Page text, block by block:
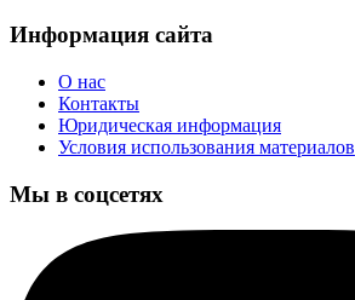
Информация сайта
О нас
Контакты
Юридическая информация
Условия использования материалов
Мы в соцсетях